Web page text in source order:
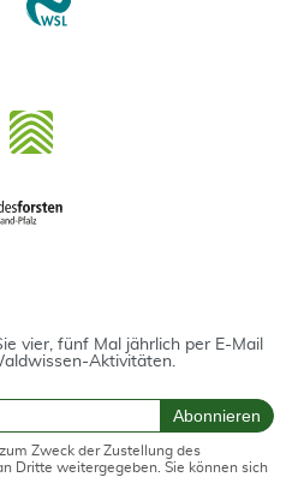
vier, fünf Mal jährlich per E-Mail
Aktivitäten.
Abonnieren
Zweck der Zustellung des
Dritte weitergegeben. Sie können sich